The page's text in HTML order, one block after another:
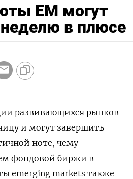
ЕМ могут
в плюсе
развивающихся рынков
и могут завершить
ноте, чему
фондовой биржи в
emerging markets также